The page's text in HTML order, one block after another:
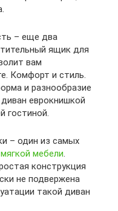
– еще два
ящик для
вам
Комфорт и стиль.
и разнообразие
еврокнишкой
гостиной.
– один из самых
мягкой мебели.
конструкция
не подвержена
такой диван